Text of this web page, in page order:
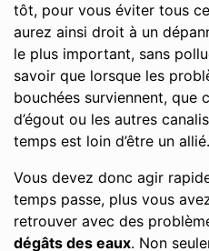
tôt, pour vous éviter tous
aurez ainsi droit à un
le plus important, sans
savoir que lorsque les
bouchées surviennent, que
d’égout ou les autres
temps est loin d’être un allié.
Vous devez donc agir
temps passe, plus vous
retrouver avec des
dégâts des eaux. Non